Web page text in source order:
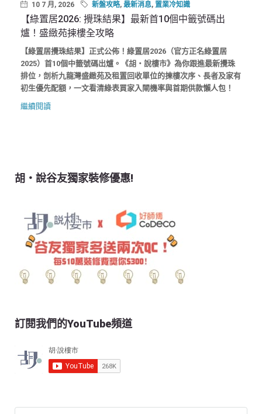
10 7 月, 2026 新盤攻略, 最新消息, 置業冷知識
【綠置居2026: 攪珠結果】最新首10個中籤號碼出
爐！盛緻苑揀樓全攻略
【綠置居攪珠結果】正式公佈！綠置居2026（官方正名綠置居
2025）首10個中籤號碼出爐。《胡‧說樓市》為你跟進最新攪珠
排位，剖析九龍灣盛緻苑及租置回收單位的揀樓次序、長者及家有
初生優先配額，一文看清綠表買家入閘機率與首期供款懶人包！
繼續閱讀
胡‧說谷友獨家裝修優惠!
訂閱我們的YouTube頻道